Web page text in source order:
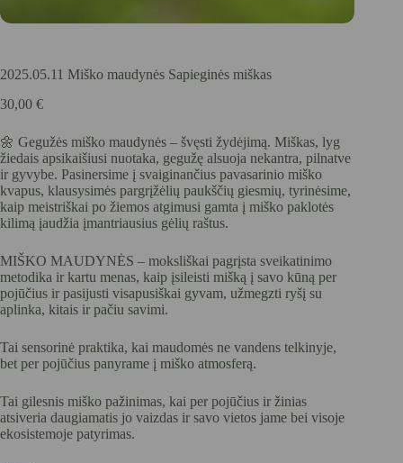
2025.05.11 Miško maudynės Sapieginės miškas
30,00 €
🌼 Gegužės miško maudynės – švęsti žydėjimą. Miškas, lyg
žiedais apsikaišiusi nuotaka, gegužę alsuoja nekantra, pilnatve
ir gyvybe. Pasinersime į svaiginančius pavasarinio miško
kvapus, klausysimės pargrįžėlių paukščių giesmių, tyrinėsime,
kaip meistriškai po žiemos atgimusi gamta į miško paklotės
kilimą įaudžia įmantriausius gėlių raštus.
MIŠKO MAUDYNĖS – moksliškai pagrįsta sveikatinimo
metodika ir kartu menas, kaip įsileisti mišką į savo kūną per
pojūčius ir pasijusti visapusiškai gyvam, užmegzti ryšį su
aplinka, kitais ir pačiu savimi.
Tai sensorinė praktika, kai maudomės ne vandens telkinyje,
bet per pojūčius panyrame į miško atmosferą.
Tai gilesnis miško pažinimas, kai per pojūčius ir žinias
atsiveria daugiamatis jo vaizdas ir savo vietos jame bei visoje
ekosistemoje patyrimas.